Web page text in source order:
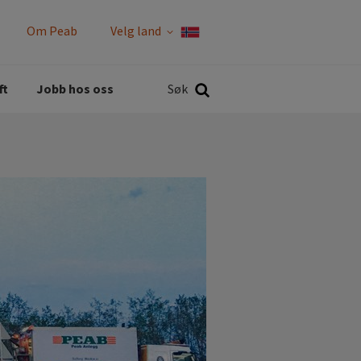
Om Peab Velg land
Jobb hos oss
Søk